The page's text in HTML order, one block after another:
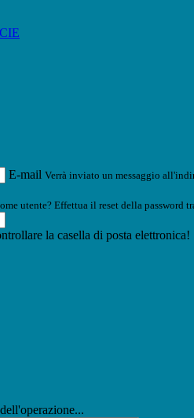
E-mail Verrà inviato un messaggio
utente? Effettua il reset della password
la casella di posta elettronica!